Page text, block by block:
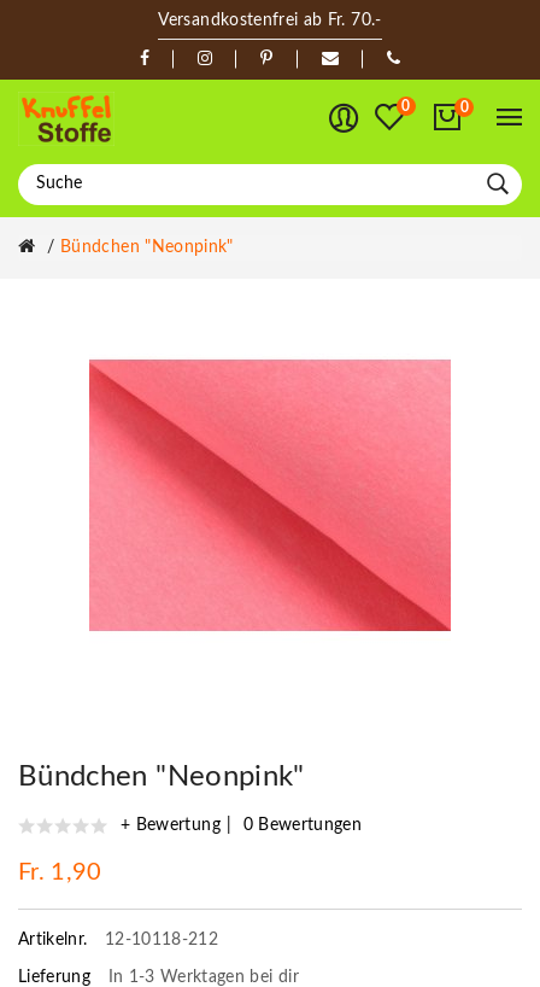
Versandkostenfrei ab Fr. 70.-
0 0
Bündchen "Neonpink"
Bündchen "Neonpink"
+ Bewertung 0 Bewertungen
Fr. 1,90
Artikelnr. 12-10118-212
Lieferung In 1-3 Werktagen bei dir